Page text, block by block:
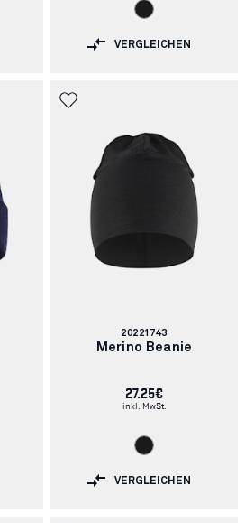
VERGLEICHEN
Artikelnummer:
20221743
Merino Beanie
27.25€
inkl. MwSt.
VERGLEICHEN